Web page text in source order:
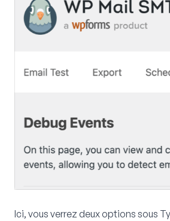
Ici, vous verrez deux options sous